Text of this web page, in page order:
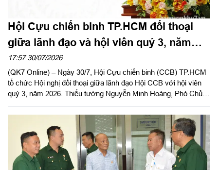
Hội Cựu chiến binh TP.HCM đối thoại
giữa lãnh đạo và hội viên quý 3, năm
2026
17:57 30/07/2026
(QK7 Online) – Ngày 30/7, Hội Cựu chiến binh (CCB) TP.HCM
tổ chức Hội nghị đối thoại giữa lãnh đạo Hội CCB với hội viên
quý 3, năm 2026. Thiếu tướng Nguyễn Minh Hoàng, Phó Chủ
TPHCM, Chủ tịch Hội CCB TP.HCM chủ trì hội nghị.